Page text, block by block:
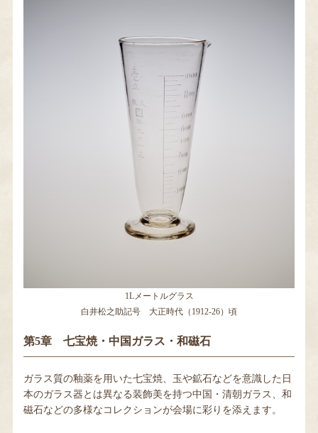
1Lメートルグラス
白井松之助記号 大正時代（1912-26）頃
第5章 七宝焼・中国ガラス・和磁石
ガラス質の釉薬を用いた七宝焼、玉や鉱石などを意識した日
本のガラス器とは異なる装飾美を持つ中国・清朝ガラス、和
磁石などの多様なコレクションが会場に彩りを添えます。